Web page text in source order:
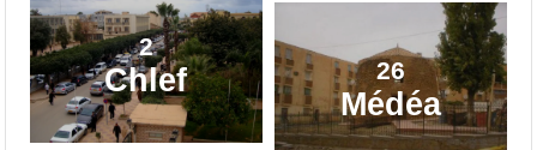
2
Chlef 26
Médéa